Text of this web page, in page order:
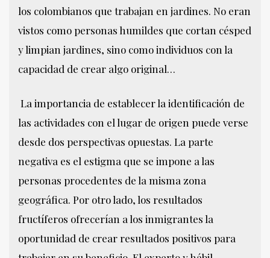
los colombianos que trabajan en jardines. No eran
vistos como personas humildes que cortan césped
y limpian jardines, sino como individuos con la
capacidad de crear algo original…
La importancia de establecer la identificación de
las actividades con el lugar de origen puede verse
desde dos perspectivas opuestas. La parte
negativa es el estigma que se impone a las
personas procedentes de la misma zona
geográfica. Por otro lado, los resultados
fructíferos ofrecerían a los inmigrantes la
oportunidad de crear resultados positivos para